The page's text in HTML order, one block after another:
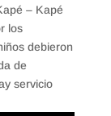
– Kapé
los
debieron
de
servicio